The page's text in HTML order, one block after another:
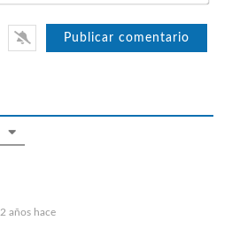
2 años hace